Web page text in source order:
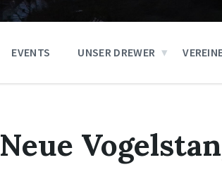
EVENTS UNSER DREWER
Neue